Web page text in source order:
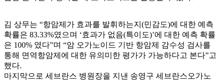
김 상무는 “항암제가 효과를 발휘하는지(민감도)에 대한 예측
확률은 83.33%였으며 ‘효과가 없음(특이도)’에 대한 예측 확률
은 100% 였다”며 “암 오가노이드 기반 항암제 감수성 검사를
통해 면역항암제에 대한 유의미한 평가가 가능하다고 본다”고
했다.
마지막으로 세브란스 병원장을 지낸 송영구 세브란스오가노